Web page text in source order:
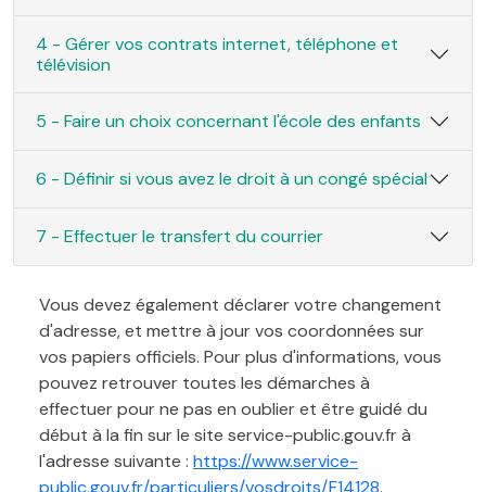
4 - Gérer vos contrats internet, téléphone et
télévision
5 - Faire un choix concernant l'école des enfants
6 - Définir si vous avez le droit à un congé spécial
7 - Effectuer le transfert du courrier
Vous devez également déclarer votre changement
d'adresse, et mettre à jour vos coordonnées sur
vos papiers officiels. Pour plus d'informations, vous
pouvez retrouver toutes les démarches à
effectuer pour ne pas en oublier et être guidé du
début à la fin sur le site service-public.gouv.fr à
l'adresse suivante : https://www.service-
public.gouv.fr/particuliers/vosdroits/F14128.